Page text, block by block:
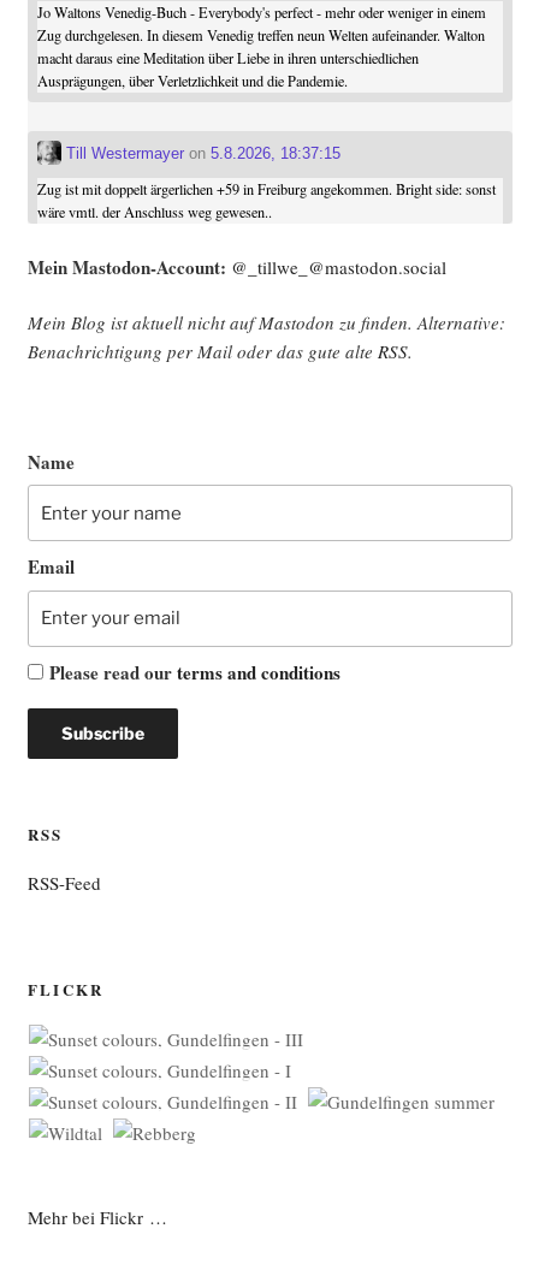
Jo Waltons Venedig-Buch - Everybody's perfect - mehr oder weniger in einem
Zug durchgelesen. In diesem Venedig treffen neun Welten aufeinander. Walton
macht daraus eine Meditation über Liebe in ihren unterschiedlichen
Ausprägungen, über Verletzlichkeit und die Pandemie.
Till Westermayeron 5.8.2026, 18:37:15
Zug ist mit doppelt ärgerlichen +59 in Freiburg angekommen. Bright side: sonst
wäre vmtl. der Anschluss weg gewesen..
Mein Mast­o­don-Account: @_tillwe_@mastodon.social
Mein Blog ist aktu­ell nicht auf Mast­o­don zu fin­den. Alter­na­ti­ve:
Benach­rich­ti­gung per Mail oder das gute alte RSS.
Name
Email
Please read ourterms and conditions
RSS
RSS-Feed
FLICKR
Mehr bei Flickr …